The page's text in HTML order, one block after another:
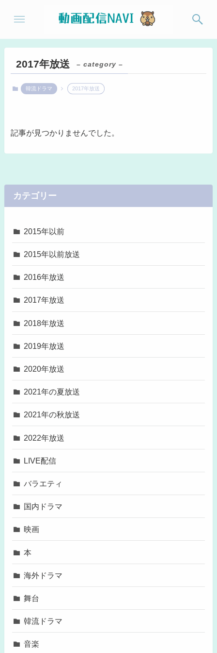
2017年放送 – category –
韓流ドラマ 2017年放送
記事が見つかりませんでした。
カテゴリー
2015年以前
2015年以前放送
2016年放送
2017年放送
2018年放送
2019年放送
2020年放送
2021年の夏放送
2021年の秋放送
2022年放送
LIVE配信
バラエティ
国内ドラマ
映画
本
海外ドラマ
舞台
韓流ドラマ
音楽